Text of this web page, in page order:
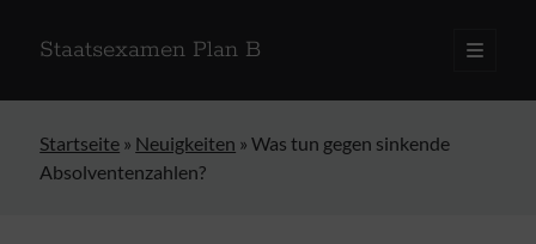
Staatsexamen Plan B
open
Startseite » Neuigkeiten »Was tun gegen sin­kende
Absol­ven­ten­zahlen?